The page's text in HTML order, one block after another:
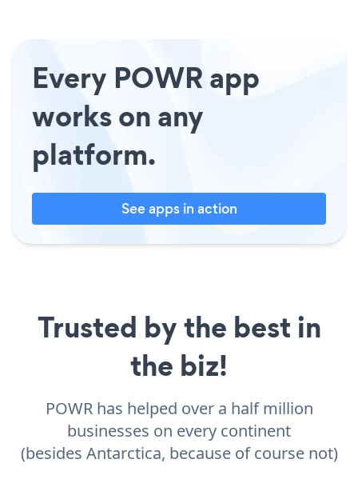
Every POWR app
works on any
platform.
See apps in action
Trusted by the best in
the biz!
POWR has helped over a half million
businesses on every continent
(besides Antarctica, because of course not)